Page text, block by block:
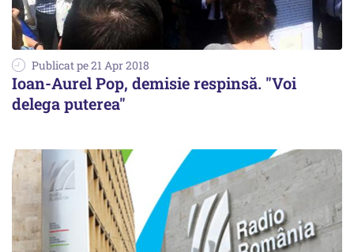
Publicat pe 21 Apr 2018
Ioan-Aurel Pop, demisie respinsă. "Voi
delega puterea"